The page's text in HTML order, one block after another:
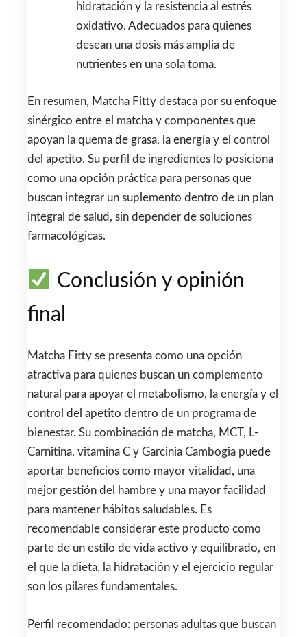
hidratación y la resistencia al estrés
oxidativo. Adecuados para quienes
desean una dosis más amplia de
nutrientes en una sola toma.
En resumen, Matcha Fitty destaca por su enfoque
sinérgico entre el matcha y componentes que
apoyan la quema de grasa, la energía y el control
del apetito. Su perfil de ingredientes lo posiciona
como una opción práctica para personas que
buscan integrar un suplemento dentro de un plan
integral de salud, sin depender de soluciones
farmacológicas.
Conclusión y opinión
final
Matcha Fitty se presenta como una opción
atractiva para quienes buscan un complemento
natural para apoyar el metabolismo, la energía y el
control del apetito dentro de un programa de
bienestar. Su combinación de matcha, MCT, L-
Carnitina, vitamina C y Garcinia Cambogia puede
aportar beneficios como mayor vitalidad, una
mejor gestión del hambre y una mayor facilidad
para mantener hábitos saludables. Es
recomendable considerar este producto como
parte de un estilo de vida activo y equilibrado, en
el que la dieta, la hidratación y el ejercicio regular
son los pilares fundamentales.
Perfil recomendado: personas adultas que buscan